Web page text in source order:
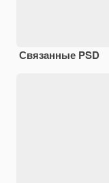
Связанные PSD